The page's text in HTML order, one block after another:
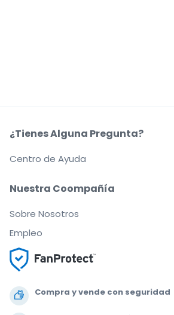
Compra y vende con seguridad
Nuestra Coompañía
Sobre Nosotros
Empleo
¿Tienes Alguna Pregunta?
Centro de Ayuda